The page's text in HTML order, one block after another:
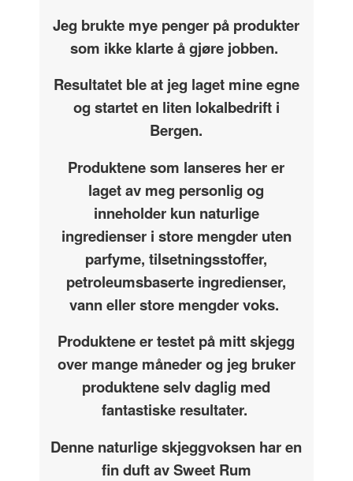
Jeg brukte mye penger på produkter
som ikke klarte å gjøre jobben.
Resultatet ble at jeg laget mine egne
og startet en liten lokalbedrift i
Bergen.
Produktene som lanseres her er
laget av meg personlig og
inneholder kun naturlige
ingredienser i store mengder uten
parfyme, tilsetningsstoffer,
petroleumsbaserte ingredienser,
vann eller store mengder voks.
Produktene er testet på mitt skjegg
over mange måneder og jeg bruker
produktene selv daglig med
fantastiske resultater.
Denne naturlige skjeggvoksen har en
fin duft av Sweet Rum